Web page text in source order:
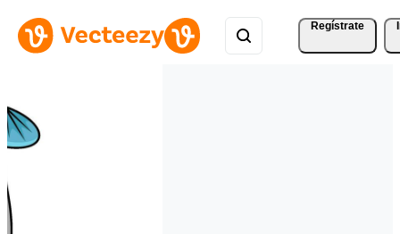
Regístrate